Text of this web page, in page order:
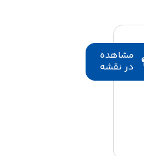
مشاهده
در نقشه